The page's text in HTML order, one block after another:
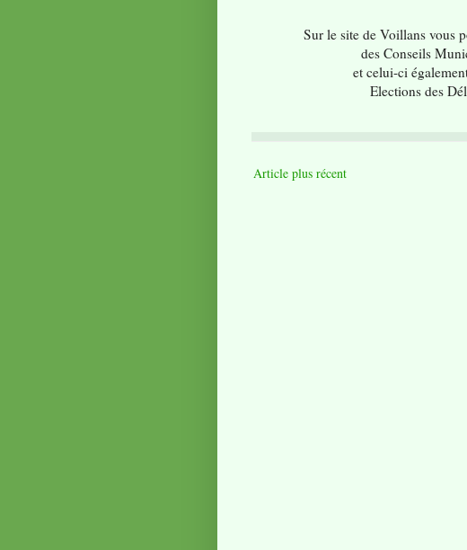
Sur le site de Voillans vous
des Conseils
et celui-ci
Elections des
Article plus récent